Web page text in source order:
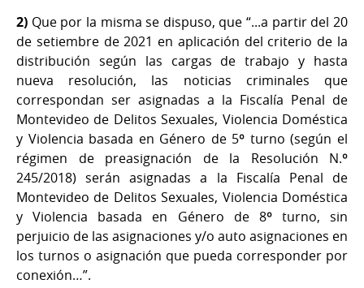
2) Que por la misma se dispuso, que “...a partir del 20
de setiembre de 2021 en aplicación del criterio de la
distribución según las cargas de trabajo y hasta
nueva resolución, las noticias criminales que
correspondan ser asignadas a la Fiscalía Penal de
Montevideo de Delitos Sexuales, Violencia Doméstica
y Violencia basada en Género de 5º turno (según el
régimen de preasignación de la Resolución N.º
245/2018) serán asignadas a la Fiscalía Penal de
Montevideo de Delitos Sexuales, Violencia Doméstica
y Violencia basada en Género de 8º turno, sin
perjuicio de las asignaciones y/o auto asignaciones en
los turnos o asignación que pueda corresponder por
conexión…”.